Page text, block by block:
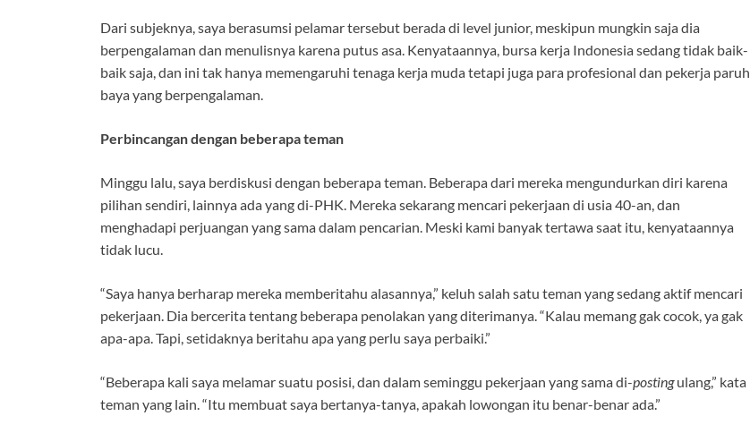
Dari subjeknya, saya berasumsi pelamar tersebut berada di level junior, meskipun mungkin saja dia
berpengalaman dan menulisnya karena putus asa. Kenyataannya, bursa kerja Indonesia sedang tidak baik-
baik saja, dan ini tak hanya memengaruhi tenaga kerja muda tetapi juga para profesional dan pekerja paruh
baya yang berpengalaman.
Perbincangan dengan beberapa teman
Minggu lalu, saya berdiskusi dengan beberapa teman. Beberapa dari mereka mengundurkan diri karena
pilihan sendiri, lainnya ada yang di-PHK. Mereka sekarang mencari pekerjaan di usia 40-an, dan
menghadapi perjuangan yang sama dalam pencarian. Meski kami banyak tertawa saat itu, kenyataannya
tidak lucu.
“Saya hanya berharap mereka memberitahu alasannya,” keluh salah satu teman yang sedang aktif mencari
pekerjaan. Dia bercerita tentang beberapa penolakan yang diterimanya. “Kalau memang gak cocok, ya gak
apa-apa. Tapi, setidaknya beritahu apa yang perlu saya perbaiki.”
“Beberapa kali saya melamar suatu posisi, dan dalam seminggu pekerjaan yang sama di-postingulang,” kata
teman yang lain. “Itu membuat saya bertanya-tanya, apakah lowongan itu benar-benar ada.”